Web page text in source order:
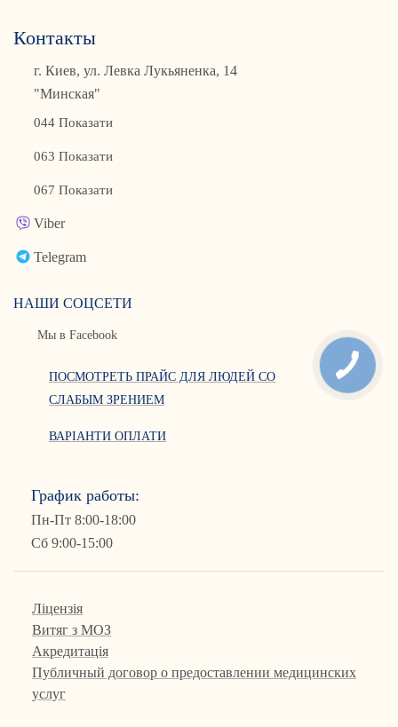
График работы:
Пн-Пт 8:00-18:00
Сб 9:00-15:00
Ліцензія
Витяг з МОЗ
Акредитація
Публичный договор о предоставлении медицинских
услуг
Контакты
г. Киев, ул. Левка Лукьяненка, 14
"Минская"
044 Показати
063 Показати
067 Показати
Viber
Telegram
НАШИ СОЦСЕТИ
Мы в Facebook
ПОСМОТРЕТЬ ПРАЙС ДЛЯ ЛЮДЕЙ СО
СЛАБЫМ ЗРЕНИЕМ
ВАРІАНТИ ОПЛАТИ